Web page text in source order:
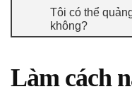
Tôi có thể
không?
Làm cách